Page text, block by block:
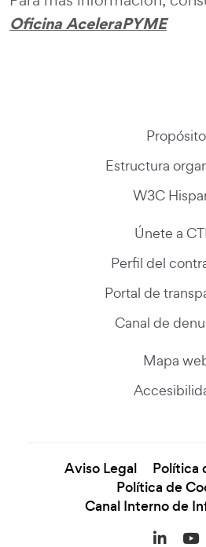
Oficina AceleraPYME
Propósito
Estructura
W3C
Únete a
Perfil del
Portal de
Canal de
Mapa
Aviso Legal
Política
Política de
Canal Interno de